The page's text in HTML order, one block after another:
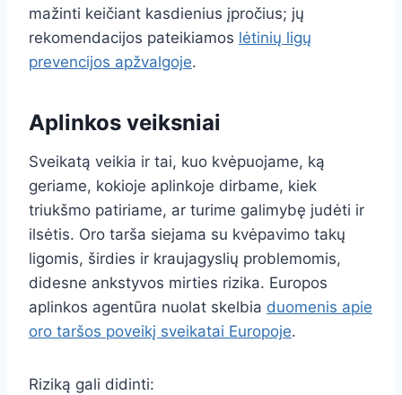
mažinti keičiant kasdienius įpročius; jų
rekomendacijos pateikiamos lėtinių ligų
prevencijos apžvalgoje.
Aplinkos veiksniai
Sveikatą veikia ir tai, kuo kvėpuojame, ką
geriame, kokioje aplinkoje dirbame, kiek
triukšmo patiriame, ar turime galimybę judėti ir
ilsėtis. Oro tarša siejama su kvėpavimo takų
ligomis, širdies ir kraujagyslių problemomis,
didesne ankstyvos mirties rizika. Europos
aplinkos agentūra nuolat skelbia duomenis apie
oro taršos poveikį sveikatai Europoje.
Riziką gali didinti: